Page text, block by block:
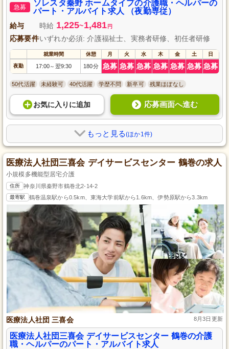
環境です。動物好きな方には特におすすめで、保護犬団体へのボランティア
活動もあります。地域に根ざした家庭的な雰囲気の中で、ご利用者さまの日
常生活を支援するやりがいを感じながら働けます。
急募
ソレスタ秦野 ホームタイプの介護職・ヘルパーの
パート・アルバイト求人 （夜勤専従）
給与 時給 1,225~1,481 円
応募要件いずれか必須: 介護福祉士、実務者研修、初任者研修
就業時間 休憩 月 火 水 木 金 土 日
夜勤 17:00～ 翌9:30 180分 急募 急募 急募 急募 急募 急募 急募
50代活躍 未経験可 40代活躍 学歴不問 新卒可 残業ほぼなし
お気に入り に追加 応募画面へ進む
もっと見る(ほか1件)
医療法人社団三喜会 デイサービスセンター 鶴巻の求人
小規模多機能型居宅介護
住所 神奈川県秦野市鶴巻北2-14-2
最寄駅 鶴巻温泉駅から0.5km、東海大学前駅から1.6km、伊勢原駅から3.3km
医療法人社団 三喜会 8月3日更新
医療法人社団三喜会 デイサービスセンター 鶴巻の介護
職・ヘルパーのパート・アルバイト求人